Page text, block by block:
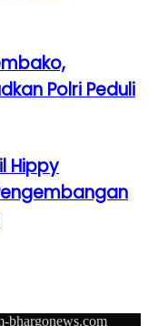
Polri Peduli
Hippy
bhargonews.com